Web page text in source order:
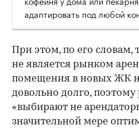
адаптировать под любой
При этом, по его
не является рынком
помещения в новых ЖК
довольно долго, поэтому
«выбирают не
значительной мере